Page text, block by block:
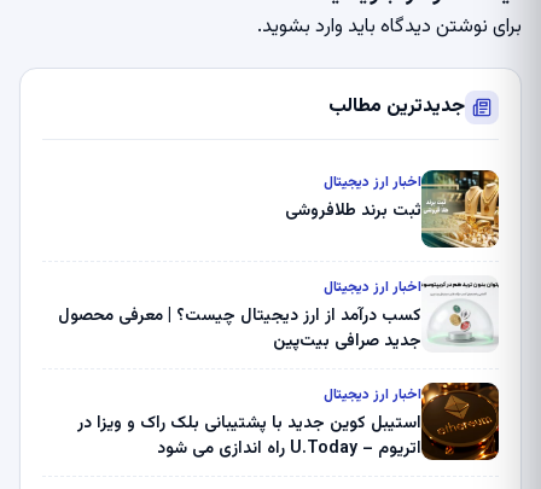
برای نوشتن دیدگاه باید وارد بشوید.
جدیدترین مطالب
اخبار ارز دیجیتال
ثبت برند طلافروشی
اخبار ارز دیجیتال
کسب درآمد از ارز دیجیتال چیست؟ | معرفی محصول
جدید صرافی بیت‌پین
اخبار ارز دیجیتال
استیبل کوین جدید با پشتیبانی بلک راک و ویزا در
اتریوم – U.Today راه اندازی می شود